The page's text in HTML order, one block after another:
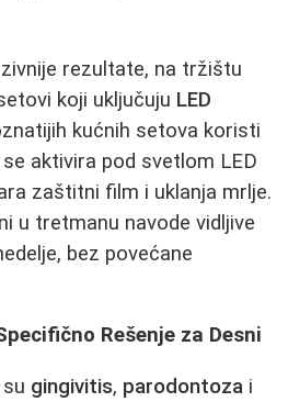
rezultate, na tržištu
koji uključuju LED
kućnih setova koristi
aktivira pod svetlom LED
zaštitni film i uklanja mrlje.
u tretmanu navode vidljive
bez povećane
Rešenje za Desni
gingivitis, parodontoza i